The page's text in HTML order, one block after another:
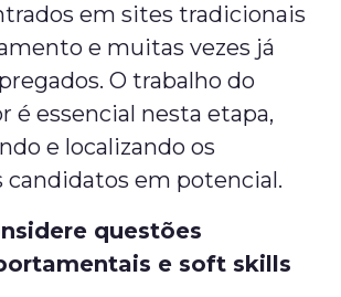
em sites tradicionais
e muitas vezes já
O trabalho do
é essencial nesta etapa,
e localizando os
candidatos em potencial.
questões
e soft skills